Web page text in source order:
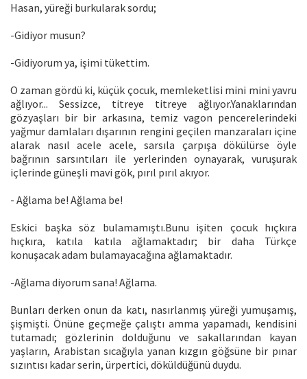
Hasan, yüreği burkularak sordu;
-Gidiyor musun?
-Gidiyorum ya, işimi tükettim.
O zaman gördü ki, küçük çocuk, memleketlisi mini mini yavru
ağlıyor... Sessizce, titreye titreye ağlıyor.Yanaklarından
gözyaşları bir bir arkasına, temiz vagon pencerelerindeki
yağmur damlaları dışarının rengini geçilen manzaraları içine
alarak nasıl acele acele, sarsıla çarpışa dökülürse öyle
bağrının sarsıntıları ile yerlerinden oynayarak, vuruşurak
içlerinde güneşli mavi gök, pırıl pırıl akıyor.
- Ağlama be! Ağlama be!
Eskici başka söz bulamamıştı.Bunu işiten çocuk hıçkıra
hıçkıra, katıla katıla ağlamaktadır; bir daha Türkçe
konuşacak adam bulamayacağına ağlamaktadır.
-Ağlama diyorum sana! Ağlama.
Bunları derken onun da katı, nasırlanmış yüreği yumuşamış,
şişmişti. Önüne geçmeğe çalıştı amma yapamadı, kendisini
tutamadı; gözlerinin dolduğunu ve sakallarından kayan
yaşların, Arabistan sıcağıyla yanan kızgın göğsüne bir pınar
sızıntısı kadar serin, ürpertici, döküldüğünü duydu.